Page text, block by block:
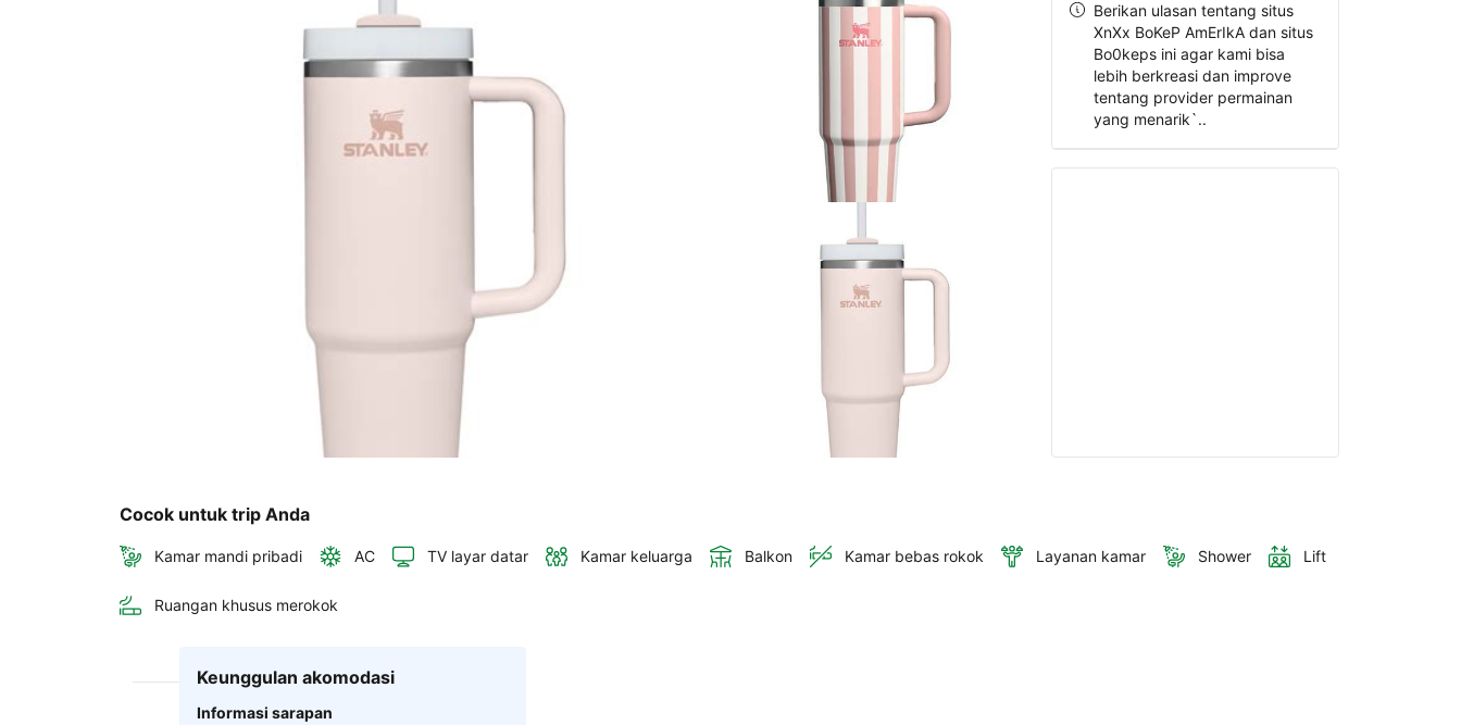
Berikan ulasan tentang situs
XnXx BoKeP AmErIkA dan situs
Bo0keps ini agar kami bisa
lebih berkreasi dan improve
tentang provider permainan
yang menarik`..
Cocok untuk trip Anda
Kamar mandi pribadi AC TV layar datar Kamar keluarga Balkon Kamar bebas rokok Layanan kamar Shower Lift
Ruangan khusus merokok
Keunggulan akomodasi
Informasi sarapan